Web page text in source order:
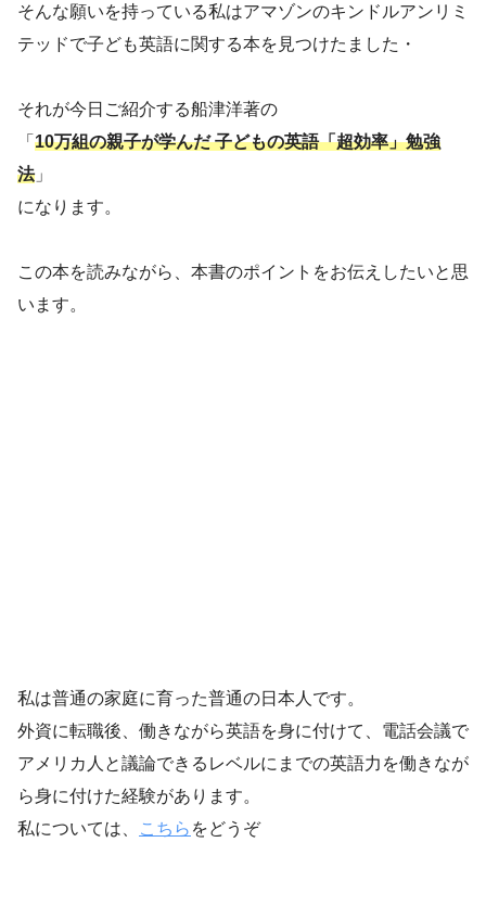
そんな願いを持っている私はアマゾンのキンドルアンリミ
テッドで子ども英語に関する本を見つけたました・
それが今日ご紹介する船津洋著の
「 10万組の親子が学んだ 子どもの英語「超効率」勉強
法」
になります。
この本を読みながら、本書のポイントをお伝えしたいと思
います。
私は普通の家庭に育った普通の日本人です。
外資に転職後、働きながら英語を身に付けて、電話会議で
アメリカ人と議論できるレベルにまでの英語力を働きなが
ら身に付けた経験があります。
私については、
こちら をどうぞ